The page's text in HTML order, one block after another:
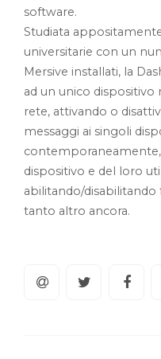
software.
Studiata
universitarie con un
Mersive installati, la
ad un unico
rete, attivando o
messaggi ai singoli
dispositivo e del loro
abilitando/
tanto altro ancora.